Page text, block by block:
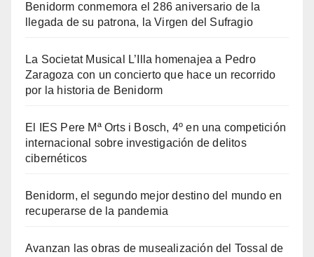
Benidorm conmemora el 286 aniversario de la
llegada de su patrona, la Virgen del Sufragio
La Societat Musical L’Illa homenajea a Pedro
Zaragoza con un concierto que hace un recorrido
por la historia de Benidorm
El IES Pere Mª Orts i Bosch, 4º en una competición
internacional sobre investigación de delitos
cibernéticos
Benidorm, el segundo mejor destino del mundo en
recuperarse de la pandemia
Avanzan las obras de musealización del Tossal de